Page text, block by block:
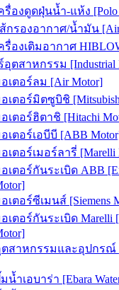
รื่องดูดฝุ่นน้ำ-แห้ง [Polo
กรองอากาศ/น้ำมัน
รื่องเติมอากาศ
อุตสาหกรรม [Industrial
เตอร์ลม [Air Motor]
เตอร์มิตซูบิชิ
เตอร์ฮิตาชิ [Hitachi
เตอร์เอบีบี [ABB
เตอร์เมอร์ลารี่ [Marelli
เตอร์กันระเบิด ABB
เตอร์ซีเมนส์ [Siemens
เตอร์กันระเบิด Marelli
สาหกรรมและอุปกรณ์
น้ำเอบาร่า [Ebara